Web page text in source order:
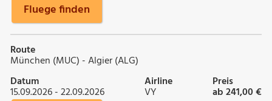
Fluege finden
Route
München (MUC) - Algier (ALG)
Datum
15.09.2026 - 22.09.2026
Airline
VY
Preis
ab 241,00 €